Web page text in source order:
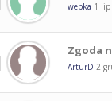
webka 1 lip
Zgoda
ArturD 2